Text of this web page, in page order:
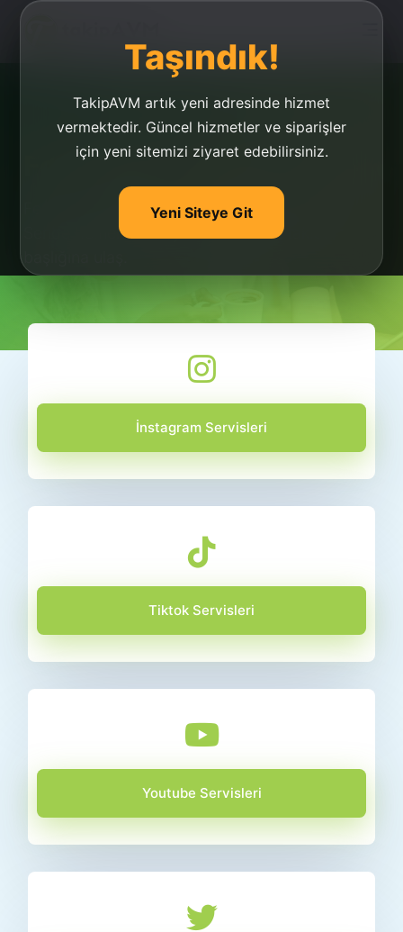
Taşındık!
TakipAVM artık yeni adresinde hizmet
vermektedir. Güncel hizmetler ve siparişler
için yeni sitemizi ziyaret edebilirsiniz.
Yeni Siteye Git
Fenomen Takipçi
Fenomen takipçi ve fenomen takip hizmeti.
Sende hemen inceleyerek fenomen takipçi
İnstagram Servisleri
Tiktok Servisleri
Youtube Servisleri